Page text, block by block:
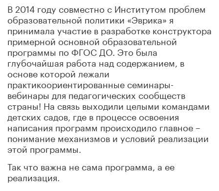
В 2014 году совместно с Институтом проблем
образовательной политики «Эврика» я
принимала участие в разработке конструктора
примерной основной образовательной
программы по ФГОС ДО. Это была
глубочайшая работа над содержанием, в
основе которой лежали
практикоориентированные семинары-
вебинары для педагогических сообществ
страны! На связь выходили целыми командами
детских садов, где в процессе освоения
написания программ происходило главное –
понимание механизмов и условий реализации
этой программы.
Так что важна не сама программа, а ее
реализация.